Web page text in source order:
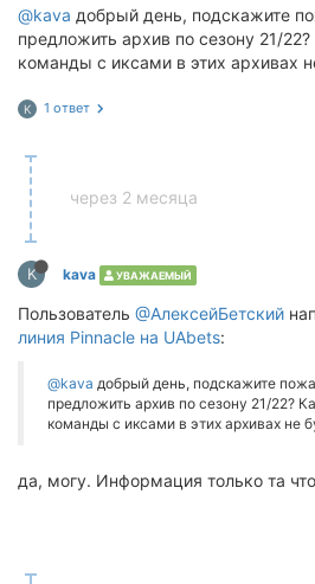
@kava добрый день, подскажите
предложить архив по сезону 21/
команды с иксами в этих архивах
K 1 ответ
через 2 месяца
K kava УВАЖАЕМЫЙ
Пользователь @АлексейБетский
линия Pinnacle на UAbets:
@kava добрый день, подскажите
предложить архив по сезону 21/22?
команды с иксами в этих архивах не
да, могу. Информация только та